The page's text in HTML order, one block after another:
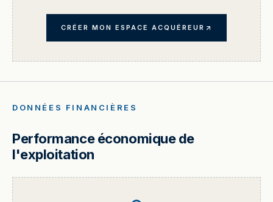
CRÉER MON ESPACE ACQUÉREUR
DONNÉES FINANCIÈRES
Performance économique de
l'exploitation